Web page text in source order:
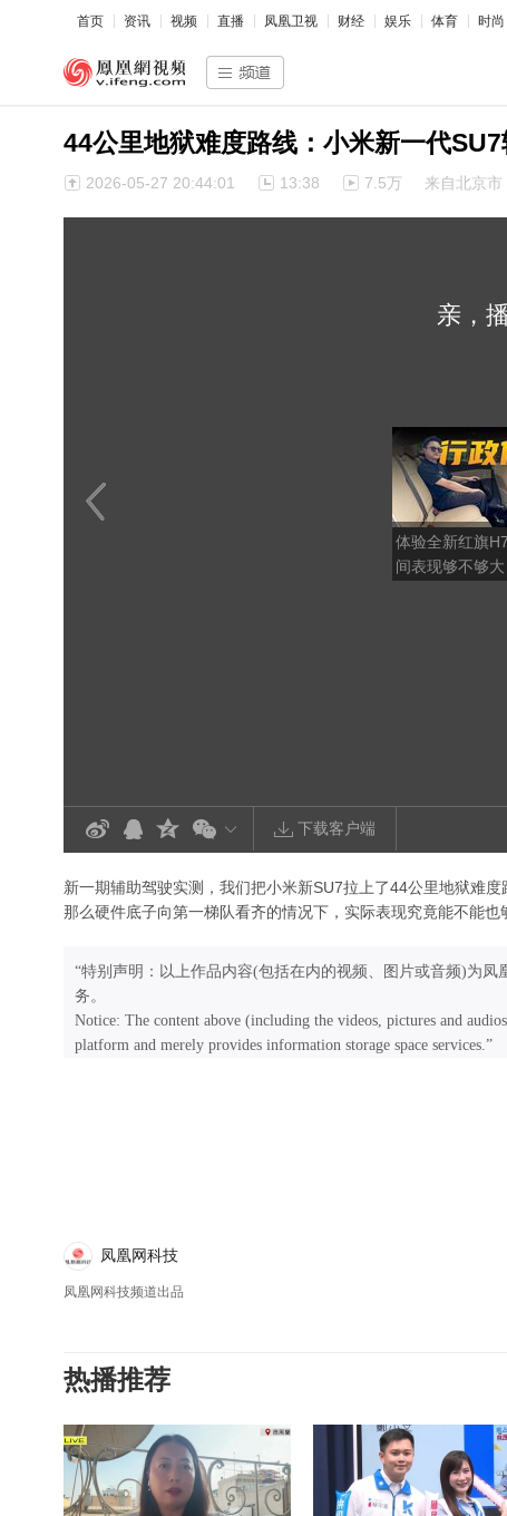
首页 资讯 视频 直播 凤凰卫视 财经 娱乐 体育 时尚
44公里地狱难度路线：小米新一代
2026-05-27 20:44:01 13:38 7.5万 来自北京市
亲，
体验全新红旗
间表现够不够大
下载客户端
新一期辅助驾驶实测，我们把小米新SU7拉上了44公里地狱难
那么硬件底子向第一梯队看齐的情况下，实际表现究竟能不能
“特别声明：以上作品内容(包括在内的视频、图片或音频)为
务。
Notice: The content above (including the videos, pictures and
platform and merely provides information storage space services.”
凤凰网科技
凤凰网科技频道出品
热播推荐